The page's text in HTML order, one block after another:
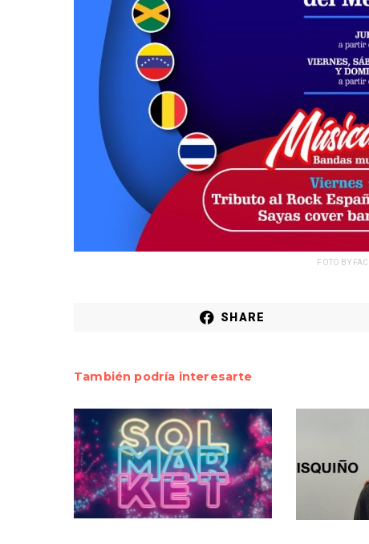
FOTO BY
SHARE
También podría interesarte